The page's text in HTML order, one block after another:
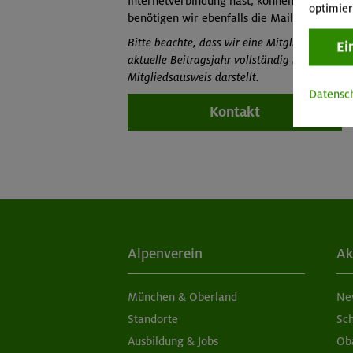
benötigen wir ebenfalls die Mail-Adresse
Bitte beachte, dass wir eine
aktuelle Beitragsjahr vollständig bezahlt
Mitgliedsausweis darstellt.
Kontakt
Alpenverein
München & Oberland
Standorte
Ausbildung & Jobs